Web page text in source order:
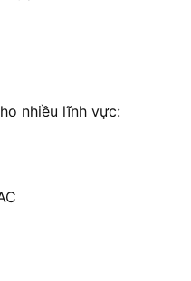
nhiều lĩnh vực: